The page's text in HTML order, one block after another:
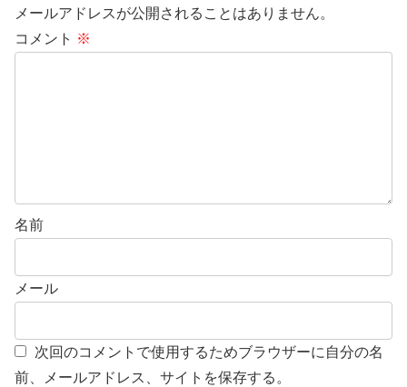
メールアドレスが公開されることはありません。
コメント ※
名前
メール
次回のコメントで使用するためブラウザーに自分の名
前、メールアドレス、サイトを保存する。